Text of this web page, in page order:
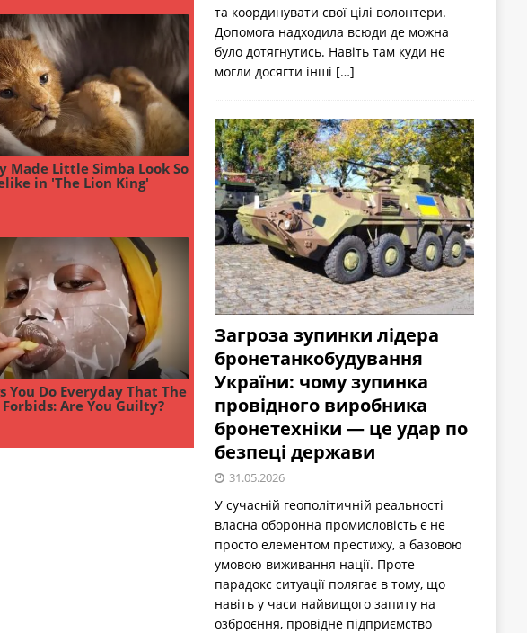
та координувати свої цілі волонтери.
Допомога надходила всюди де можна
було дотягнутись. Навіть там куди не
могли досягти інші […]
Загроза зупинки лідера
бронетанкобудування
України: чому зупинка
провідного виробника
бронетехніки — це удар по
безпеці держави
31.05.2026
У сучасній геополітичній реальності
власна оборонна промисловість є не
просто елементом престижу, а базовою
умовою виживання нації. Проте
парадокс ситуації полягає в тому, що
навіть у часи найвищого запиту на
озброєння, провідне підприємство